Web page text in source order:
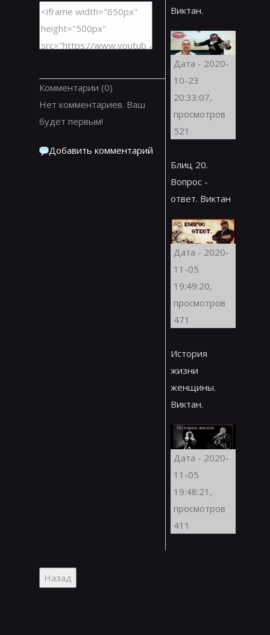
Комментарии (0)
Нет комментариев. Ваш
будет первым!
Добавить комментарий
Виктан.
Дата - 2020-
10-23
20:33:07,
просмотров
521
Блиц 20.
Вопрос -
ответ. Виктан
Дата - 2020-
11-05
19:49:20,
просмотров
471
История
жизни
женщины.
Виктан.
Дата - 2020-
11-05
19:48:21,
просмотров
411